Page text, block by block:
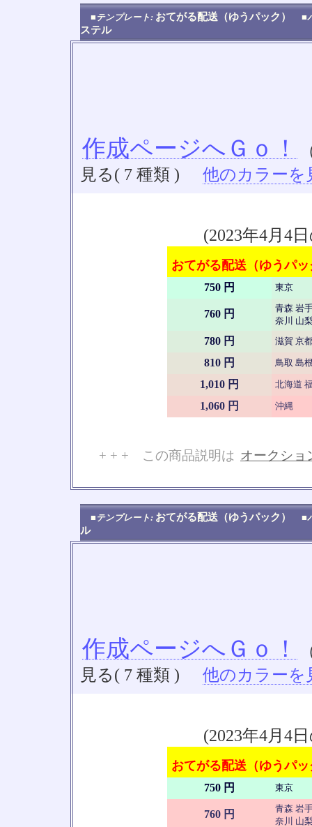
■テンプレート: おてがる配送（ゆうパック） ■
ステル
作成ページへＧｏ！
見る( 7 種類 )
他のカラーを
(2023年4月4
おてがる配送（ゆうパ
750 円 東京
760 円
青森 岩
奈川 山
780 円 滋賀 京
810 円 鳥取 島
1,010 円 北海道
1,060 円 沖縄
+ + + この商品説明は オークショ
■テンプレート: おてがる配送（ゆうパック） ■
ル
作成ページへＧｏ！
見る( 7 種類 )
他のカラーを
(2023年4月4
おてがる配送（ゆうパ
750 円 東京
760 円
青森 岩
奈川 山